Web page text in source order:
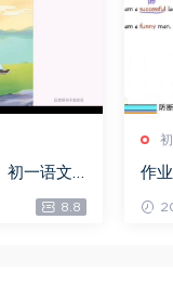
一语文A
8.8
作